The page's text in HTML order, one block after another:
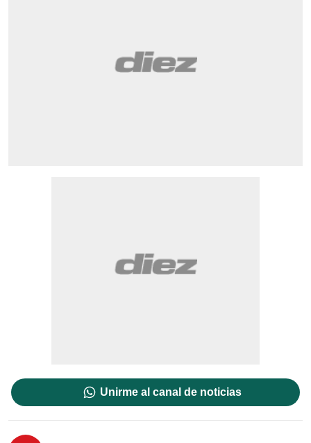
Unirme al canal de noticias